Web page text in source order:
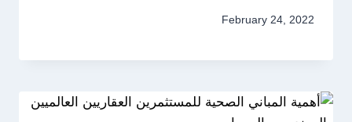
February 24, 2022